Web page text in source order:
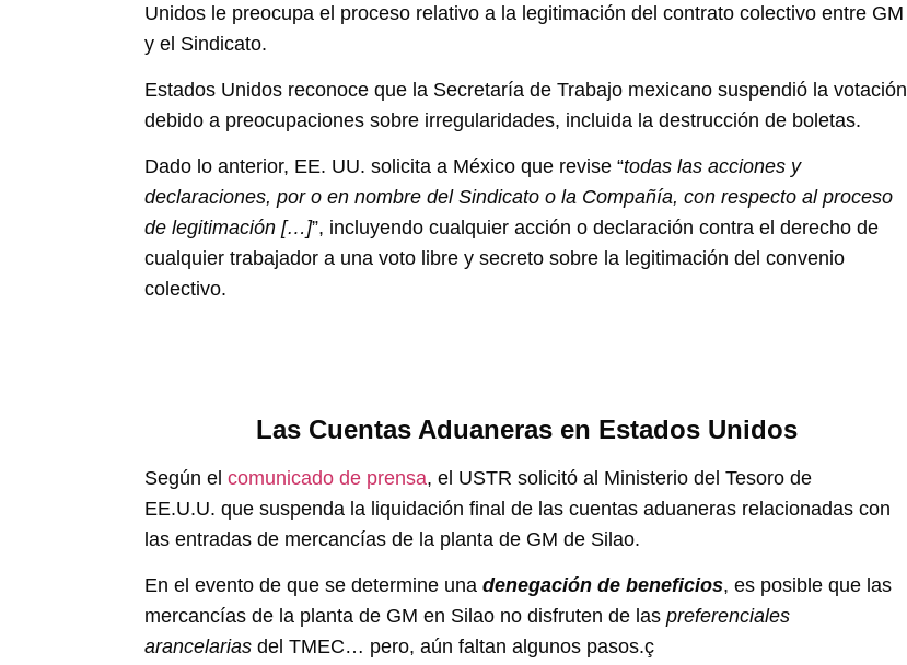
Unidos le preocupa el proceso relativo a la legitimación del contrato colectivo entre GM
y el Sindicato.
Estados Unidos reconoce que la Secretaría de Trabajo mexicano suspendió la votación
debido a preocupaciones sobre irregularidades, incluida la destrucción de boletas.
Dado lo anterior, EE. UU. solicita a México que revise “todas las acciones y
declaraciones, por o en nombre del Sindicato o la Compañía, con respecto al proceso
de legitimación […]”, incluyendo cualquier acción o declaración contra el derecho de
cualquier trabajador a una voto libre y secreto sobre la legitimación del convenio
colectivo.
Las Cuentas Aduaneras en Estados Unidos
Según el comunicado de prensa, el USTR solicitó al Ministerio del Tesoro de
EE.U.U. que suspenda la liquidación final de las cuentas aduaneras relacionadas con
las entradas de mercancías de la planta de GM de Silao.
En el evento de que se determine una denegación de beneficios, es posible que las
mercancías de la planta de GM en Silao no disfruten de las preferenciales
arancelarias del TMEC… pero, aún faltan algunos pasos.ç